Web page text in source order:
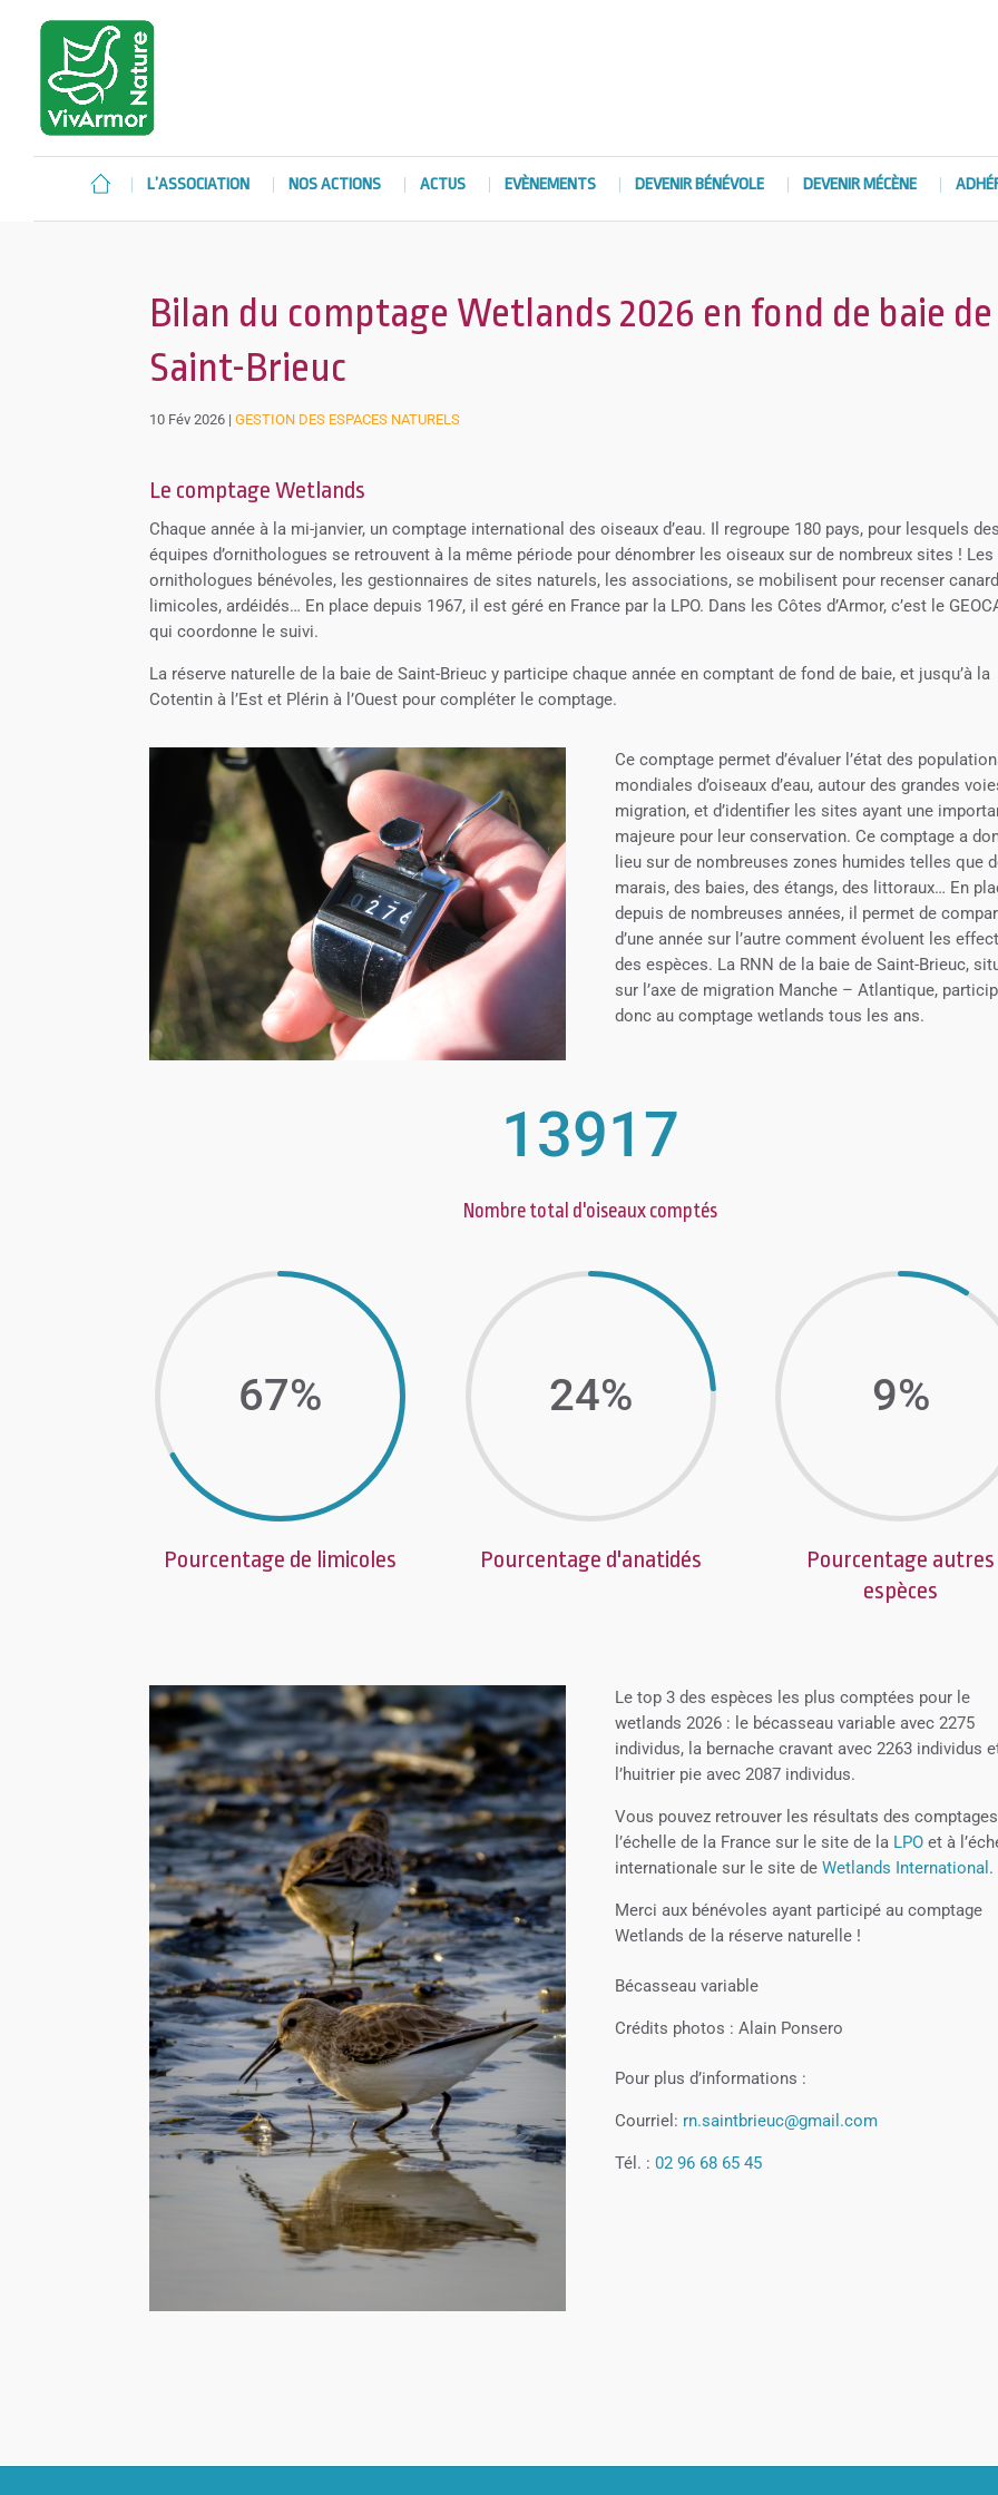
L’ASSOCIATION NOS ACTIONS ACTUS EVÈNEMENTS DEVENIR BÉNÉVOLE DEVENIR MÉCÈNE
Bilan du comptage Wetlands 2026 en fond de baie de
Saint-Brieuc
10 Fév 2026 |GESTION DES ESPACES NATURELS
Le comptage Wetlands
Chaque année à la mi-janvier, un comptage international des oiseaux d’eau. Il regroupe 180 pays, pour lesquels des
équipes d’ornithologues se retrouvent à la même période pour dénombrer les oiseaux sur de nombreux sites ! Les
ornithologues bénévoles, les gestionnaires de sites naturels, les associations, se mobilisent pour recenser
limicoles, ardéidés… En place depuis 1967, il est géré en France par la LPO. Dans les Côtes d’Armor, c’est le
qui coordonne le suivi.
La réserve naturelle de la baie de Saint-Brieuc y participe chaque année en comptant de fond de baie, et jusqu’à la
Cotentin à l’Est et Plérin à l’Ouest pour compléter le comptage.
Ce comptage permet d’évaluer l’état des
mondiales d’oiseaux d’eau, autour des grandes
migration, et d’identifier les sites ayant une
majeure pour leur conservation. Ce comptage a
lieu sur de nombreuses zones humides telles que
marais, des baies, des étangs, des littoraux… En
depuis de nombreuses années, il permet de
d’une année sur l’autre comment évoluent les
des espèces. La RNN de la baie de Saint-Brieuc,
sur l’axe de migration Manche – Atlantique,
donc au comptage wetlands tous les ans.
13917
Nombre total d'oiseaux comptés
67%
Pourcentage de limicoles
24%
Pourcentage d'anatidés
9%
Pourcentage autres
espèces
Le top 3 des espèces les plus comptées pour le
wetlands 2026 : le bécasseau variable avec 2275
individus, la bernache cravant avec 2263 individus
l’huitrier pie avec 2087 individus.
Vous pouvez retrouver les résultats des
l’échelle de la France sur le site de la LPOet à
internationale sur le site de Wetlands International .
Merci aux bénévoles ayant participé au comptage
Wetlands de la réserve naturelle !
Bécasseau variable
Crédits photos : Alain Ponsero
Pour plus d’informations :
Courriel: rn.saintbrieuc@gmail.com
Tél. : 02 96 68 65 45